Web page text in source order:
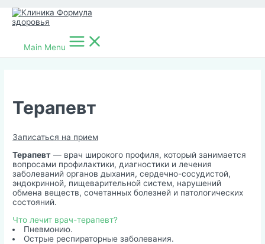
Main Menu
Терапевт
Записаться на прием
Терапевт — врач широкого профиля, который занимается
вопросами профилактики, диагностики и лечения
заболеваний органов дыхания, сердечно-сосудистой,
эндокринной, пищеварительной систем, нарушений
обмена веществ, сочетанных болезней и патологических
состояний.
Что лечит врач-терапевт?
Пневмонию.
Острые респираторные заболевания.